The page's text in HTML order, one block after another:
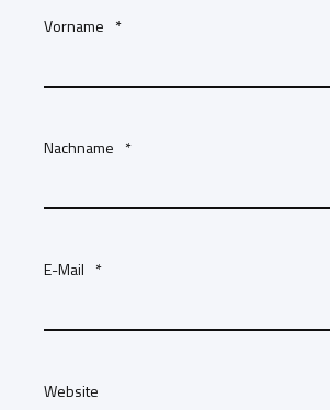
Vorname *
Nachname *
E-Mail *
Website